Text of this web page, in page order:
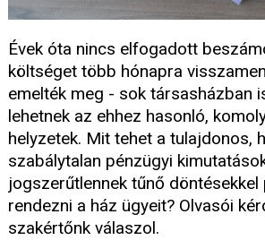
Évek óta nincs elfogadott
költséget több hónapra
emelték meg - sok társasházban
lehetnek az ehhez hasonló,
helyzetek. Mit tehet a tulajdonos,
szabálytalan pénzügyi
jogszerűtlennek tűnő döntésekkel
rendezni a ház ügyeit? Olvasói
szakértőnk válaszol.